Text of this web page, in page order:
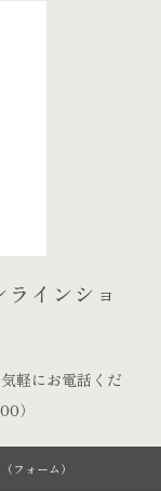
インショ
軽にお電話くだ
）
フォーム）